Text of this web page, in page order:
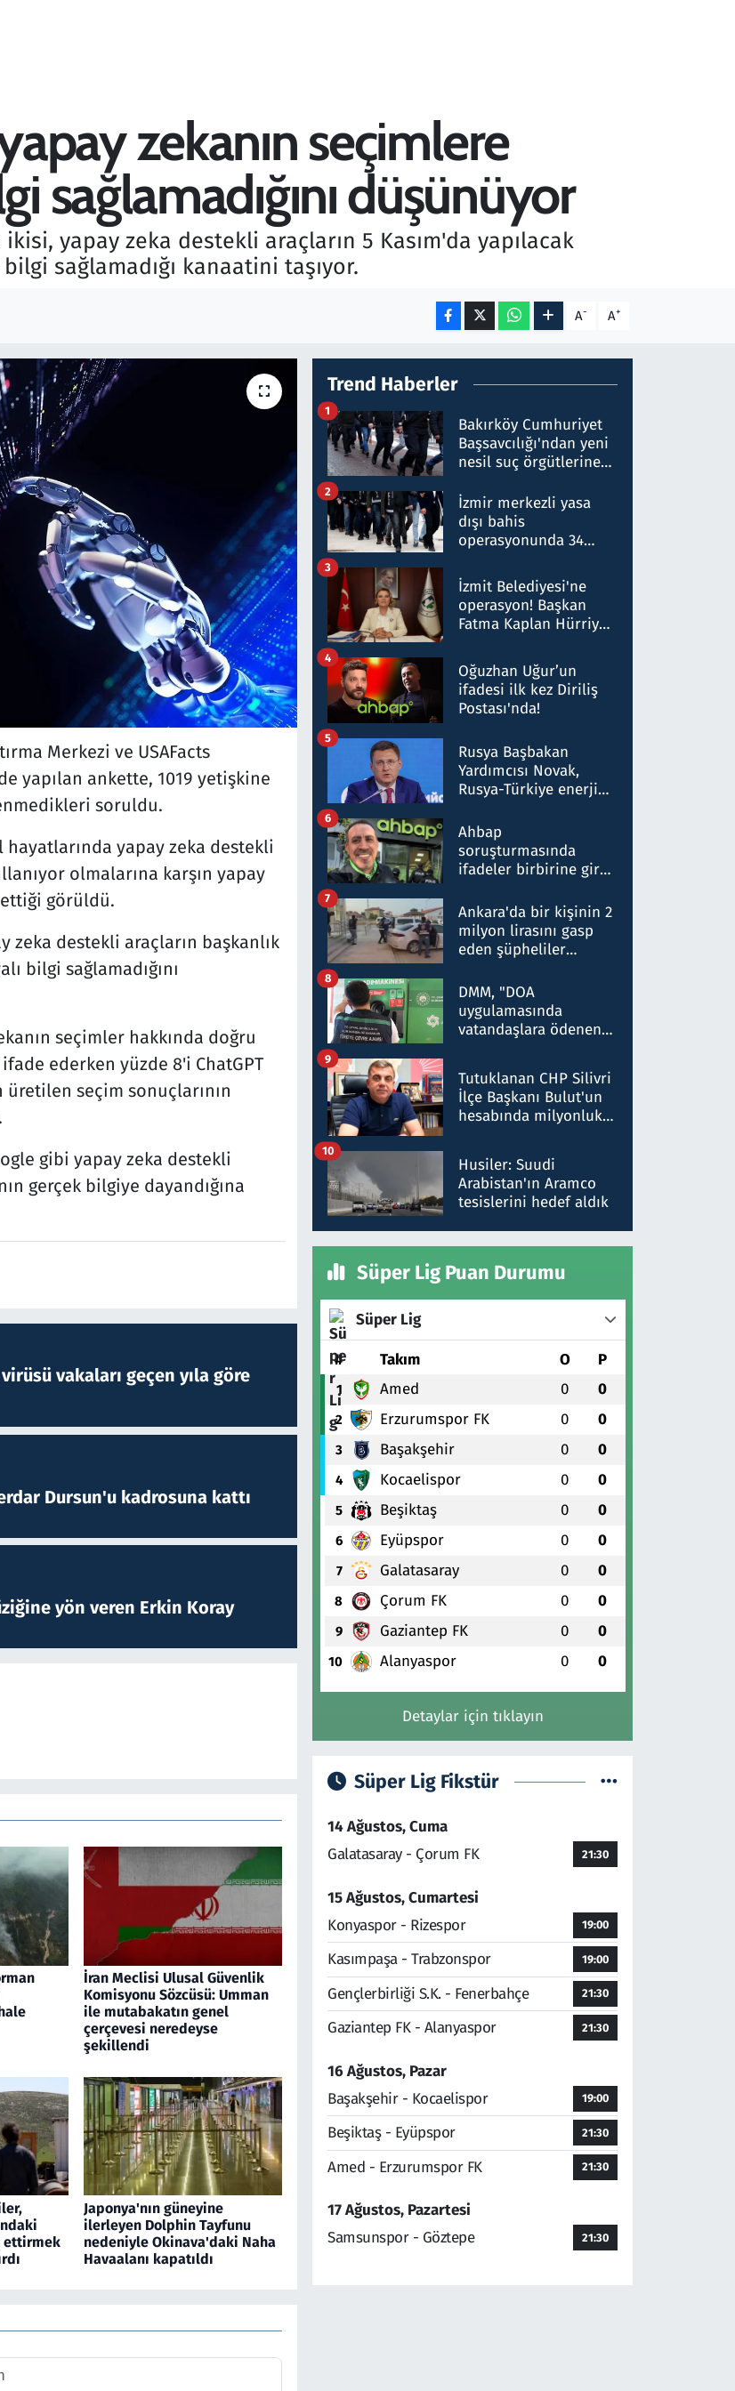
zekanın seçimlere
sağlamadığını düşünüyor
yapay zeka destekli araçların 5 Kasım'da yapılacak
sağlamadığı kanaatini taşıyor.
A- A+
Merkezi ve USAFacts
yapılan ankette, 1019 yetişkine
soruldu.
hayatlarında yapay zeka destekli
olmalarına karşın yapay
görüldü.
zeka destekli araçların başkanlık
bilgi sağlamadığını
seçimler hakkında doğru
ederken yüzde 8'i ChatGPT
seçim sonuçlarının
gibi yapay zeka destekli
gerçek bilgiye dayandığına
vakaları geçen yıla göre
Dursun'u kadrosuna kattı
yön veren Erkin Koray
İran Meclisi Ulusal Güvenlik
Komisyonu Sözcüsü: Umman
ile mutabakatın genel
çerçevesi neredeyse
şekillendi
ettirmek
Japonya'nın güneyine
ilerleyen Dolphin Tayfunu
nedeniyle Okinava'daki Naha
Havaalanı kapatıldı
Trend Haberler
Bakırköy Cumhuriyet
Başsavcılığı'ndan yeni
nesil suç örgütlerine
hakkında gözaltı kararı
1
İzmir merkezli yasa
dışı bahis
operasyonunda 34
Milyar liralık para
trafiği tespit edildi
2
İzmit Belediyesi'ne
operasyon! Başkan
Fatma Kaplan Hürriyet
3
Oğuzhan Uğur’un
ifadesi ilk kez Diriliş
Postası'nda!
4
Rusya Başbakan
Yardımcısı Novak,
Rusya-Türkiye enerji
nitelikte olduğunu
belirtti
5
Ahbap
soruşturmasında
ifadeler birbirine girdi:
ifadelerinden ortaya
çıkan tablo şok etti
6
Ankara'da bir kişinin 2
milyon lirasını gasp
eden şüpheliler
7
DMM, "DOA
uygulamasında
vatandaşlara ödenen
düşürüldüğü" iddiasını
yalanladı
8
Tutuklanan CHP Silivri
İlçe Başkanı Bulut'un
hesabında milyonluk
talimat verdi, ben
gönderdim
9
Husiler: Suudi
Arabistan'ın Aramco
tesislerini hedef aldık
10
Süper Lig Puan Durumu
Süper Lig
# Takım O P
1 Amed 0 0
2 Erzurumspor FK 0 0
3 Başakşehir 0 0
4 Kocaelispor 0 0
5 Beşiktaş 0 0
6 Eyüpspor 0 0
7 Galatasaray 0 0
8 Çorum FK 0 0
9 Gaziantep FK 0 0
10 Alanyaspor 0 0
Detaylar için tıklayın
Süper Lig Fikstür
14 Ağustos, Cuma
Galatasaray - Çorum FK
21:30
15 Ağustos, Cumartesi
Konyaspor - Rizespor
19:00
Kasımpaşa - Trabzonspor 19:00
Gençlerbirliği S.K. - Fenerbahçe 21:30
Gaziantep FK - Alanyaspor 21:30
16 Ağustos, Pazar
Başakşehir - Kocaelispor
19:00
Beşiktaş - Eyüpspor 21:30
Amed - Erzurumspor FK 21:30
17 Ağustos, Pazartesi
Samsunspor - Göztepe
21:30